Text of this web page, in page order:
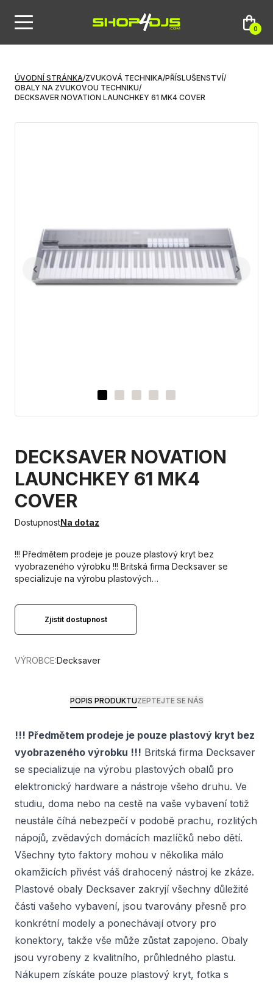
0
ÚVODNÍ STRÁNKA/ZVUKOVÁ TECHNIKA/PŘÍSLUŠENSTVÍ/
OBALY NA ZVUKOVOU TECHNIKU/
DECKSAVER NOVATION LAUNCHKEY 61 MK4 COVER
DECKSAVER NOVATION
LAUNCHKEY 61 MK4
COVER
DostupnostNa dotaz
!!! Předmětem prodeje je pouze plastový kryt bez
vyobrazeného výrobku !!! Britská firma Decksaver se
specializuje na výrobu plastových…
Zjistit dostupnost
VÝROBCE:Decksaver
POPIS PRODUKTUZEPTEJTE SE NÁS
!!! Předmětem prodeje je pouze plastový kryt bez
vyobrazeného výrobku !!! Britská firma Decksaver
se specializuje na výrobu plastových obalů pro
elektronický hardware a nástroje všeho druhu. Ve
studiu, doma nebo na cestě na vaše vybavení totiž
neustále číhá nebezpečí v podobě prachu, rozlitých
nápojů, zvědavých domácích mazlíčků nebo dětí.
Všechny tyto faktory mohou v několika málo
okamžicích přivést váš drahocený nástroj ke zkáze.
Plastové obaly Decksaver zakryjí všechny důležité
části vašeho vybavení, jsou tvarovány přesně pro
konkrétní modely a ponechávají otvory pro
konektory, takže vše může zůstat zapojeno. Obaly
jsou vyrobeny z kvalitního, průhledného plastu.
Nákupem získáte pouze plastový kryt, fotka s